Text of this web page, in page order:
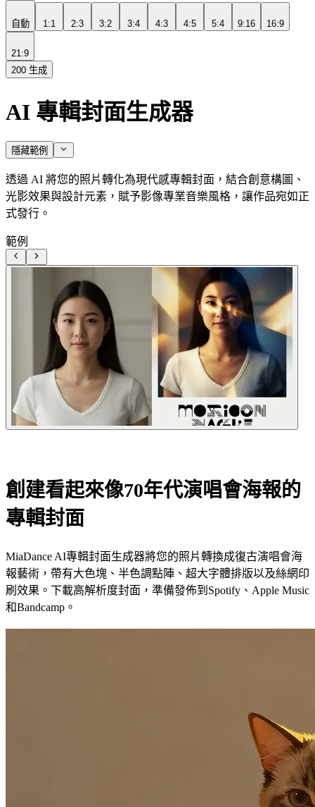
自動 1:1 2:3 3:2 3:4 4:3 4:5 5:4 9:16 16:9
21:9
200 生成
AI 專輯封面生成器
隱藏範例
透過 AI 將您的照片轉化為現代感專輯封面，結合創意構圖、
光影效果與設計元素，賦予影像專業音樂風格，讓作品宛如正
式發行。
範例
創建看起來像70年代演唱會海報的
專輯封面
MiaDance AI專輯封面生成器將您的照片轉換成復古演唱會海
報藝術，帶有大色塊、半色調點陣、超大字體排版以及絲網印
刷效果。下載高解析度封面，準備發佈到Spotify、Apple Music
和Bandcamp。